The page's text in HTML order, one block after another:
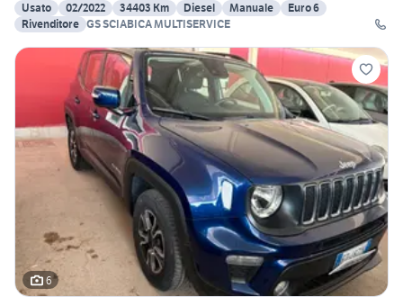
Usato
02/2022 34403 Km Diesel Manuale
Euro 6
Rivenditore GS SCIABICA MULTISERVICE
6